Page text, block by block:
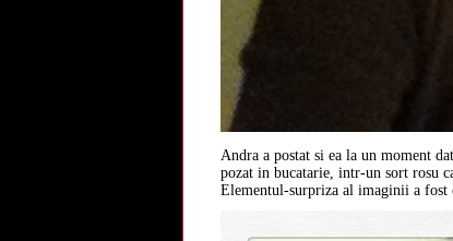
Andra a postat si ea la un moment
pozat in bucatarie, intr-un sort rosu
Elementul-surpriza al imaginii a fost